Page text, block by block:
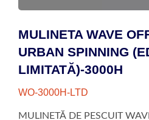
MULINETA WAVE
URBAN SPINNING
LIMITATĂ)-3000H
WO-3000H-LTD
MULINETĂ DE PESCUIT